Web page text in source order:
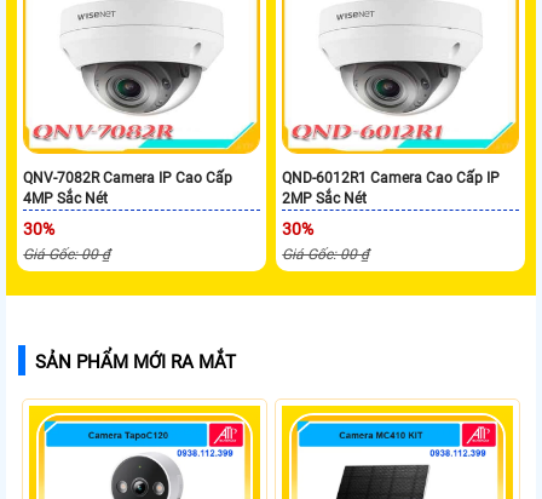
QNV-7082R Camera IP Cao Cấp
4MP Sắc Nét
30%
Giá Gốc: 00 ₫
QND-6012R1 Camera Cao Cấp IP
2MP Sắc Nét
30%
Giá Gốc: 00 ₫
SẢN PHẨM MỚI RA MẮT